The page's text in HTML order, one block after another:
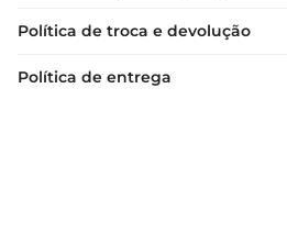
Política de troca e devolução
Política de entrega